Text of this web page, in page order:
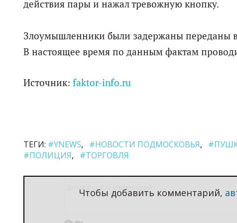
действия пары и нажал тревожную кнопку.
Злоумышленники были задержаны переданы
В настоящее время по данным фактам
Источник: faktor-info.ru
ТЕГИ: #YNEWS #НОВОСТИ ПОДМОСКОВЬЯ
#ПОЛИЦИЯ
#ТОРГОВЛЯ
Чтобы добавить комментарий,